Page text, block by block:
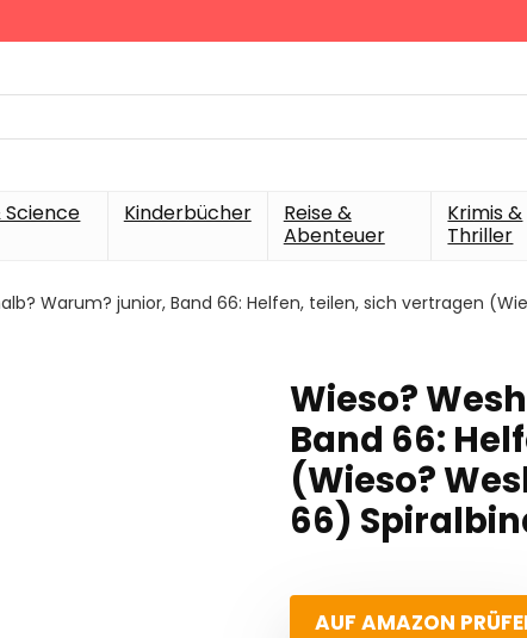
Science
Kinderbücher
Reise &
Abenteuer
Krimis &
Thriller
Warum? junior, Band 66: Helfen, teilen, sich vertragen
Wieso?
Band 66:
(Wieso?
66)
AUF AMAZON